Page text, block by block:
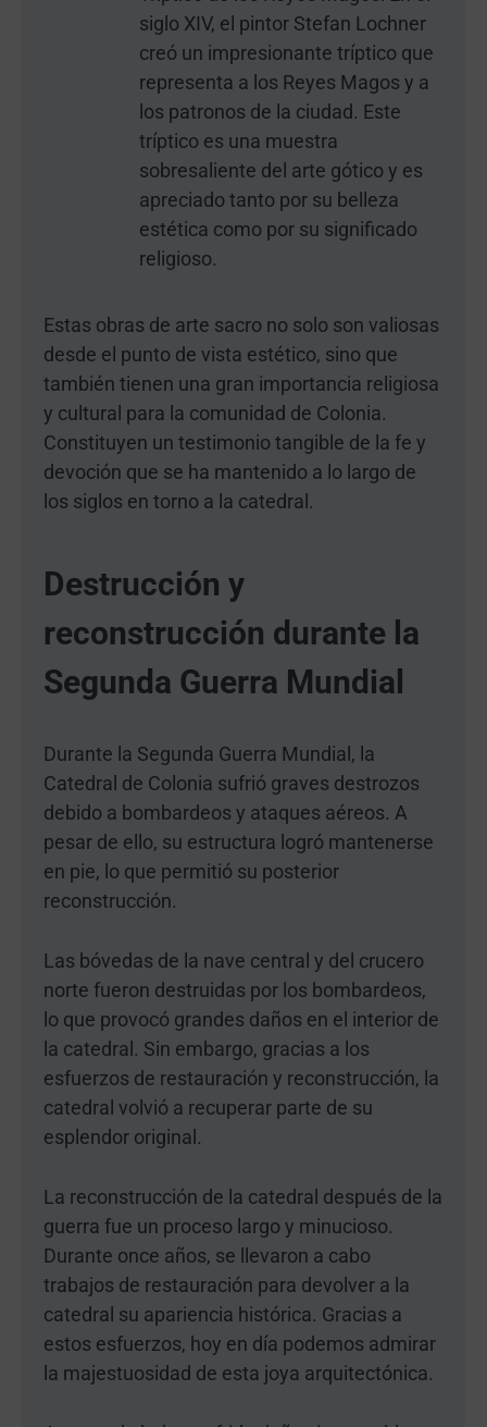
siglo XIV, el pintor Stefan Lochner
creó un impresionante tríptico que
representa a los Reyes Magos y a
los patronos de la ciudad. Este
tríptico es una muestra
sobresaliente del arte gótico y es
apreciado tanto por su belleza
estética como por su significado
religioso.
Estas obras de arte sacro no solo son valiosas
desde el punto de vista estético, sino que
también tienen una gran importancia religiosa
y cultural para la comunidad de Colonia.
Constituyen un testimonio tangible de la fe y
devoción que se ha mantenido a lo largo de
los siglos en torno a la catedral.
Destrucción y
reconstrucción durante la
Segunda Guerra Mundial
Durante la Segunda Guerra Mundial, la
Catedral de Colonia sufrió graves destrozos
debido a bombardeos y ataques aéreos. A
pesar de ello, su estructura logró mantenerse
en pie, lo que permitió su posterior
reconstrucción.
Las bóvedas de la nave central y del crucero
norte fueron destruidas por los bombardeos,
lo que provocó grandes daños en el interior de
la catedral. Sin embargo, gracias a los
esfuerzos de restauración y reconstrucción, la
catedral volvió a recuperar parte de su
esplendor original.
La reconstrucción de la catedral después de la
guerra fue un proceso largo y minucioso.
Durante once años, se llevaron a cabo
trabajos de restauración para devolver a la
catedral su apariencia histórica. Gracias a
estos esfuerzos, hoy en día podemos admirar
la majestuosidad de esta joya arquitectónica.